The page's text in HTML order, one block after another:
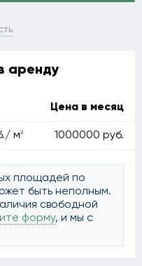
аренду
Цена в месяц
м2 1000000 руб.
площадей по
быть неполным.
свободной
форму, и мы с